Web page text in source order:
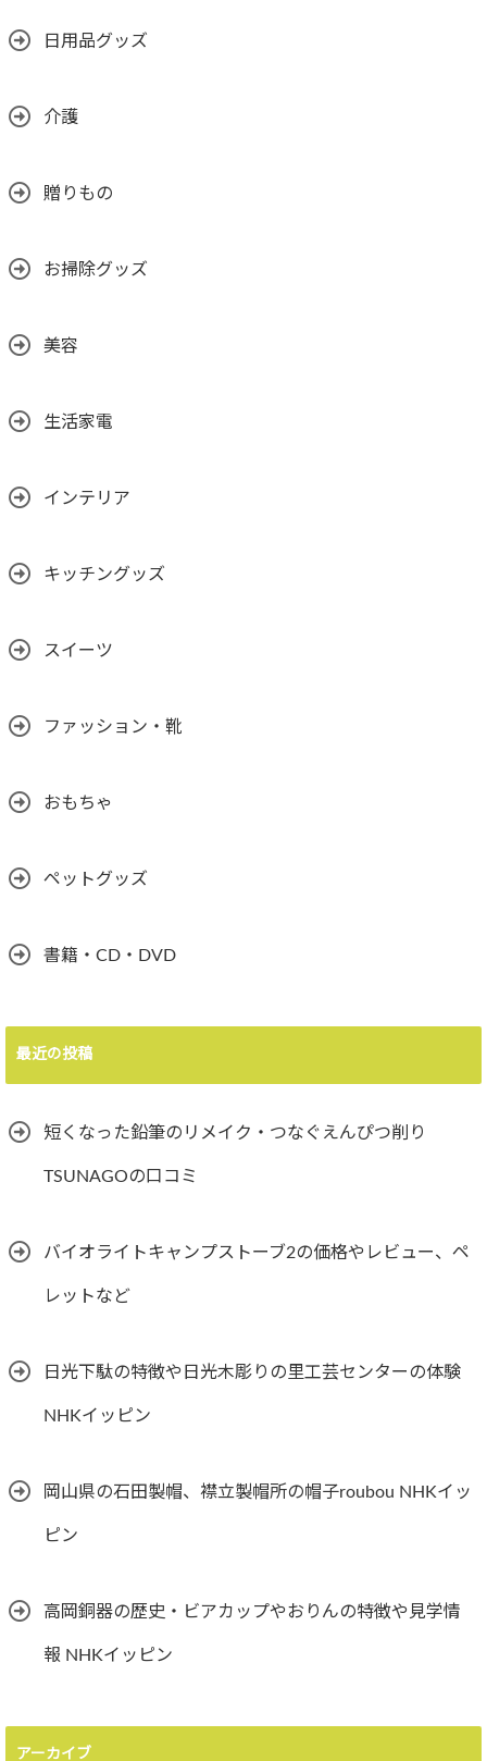
日用品グッズ
介護
贈りもの
お掃除グッズ
美容
生活家電
インテリア
キッチングッズ
スイーツ
ファッション・靴
おもちゃ
ペットグッズ
書籍・CD・DVD
最近の投稿
短くなった鉛筆のリメイク・つなぐえんぴつ削り
TSUNAGOの口コミ
バイオライトキャンプストーブ2の価格やレビュー、ペ
レットなど
日光下駄の特徴や日光木彫りの里工芸センターの体験
NHKイッピン
岡山県の石田製帽、襟立製帽所の帽子roubou NHKイッ
ピン
高岡銅器の歴史・ビアカップやおりんの特徴や見学情
報 NHKイッピン
アーカイブ